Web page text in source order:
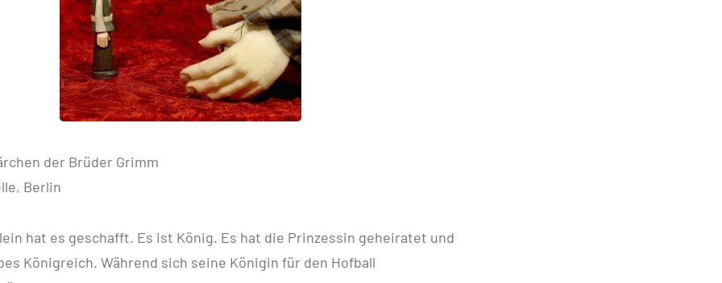
der Brüder Grimm
Berlin
hat es geschafft. Es ist König. Es hat die Prinzessin geheiratet und
Königreich. Während sich seine Königin für den Hofball